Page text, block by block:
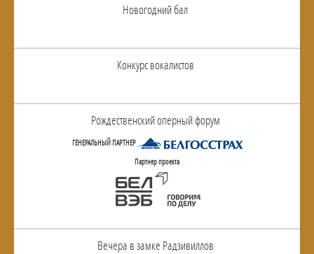
Новогодний бал
Конкурс вокалистов
Рождественский оперный форум
ГЕНЕРАЛЬНЫЙ ПАРТНЕР
Партнер проекта
Вечера в замке Радзивиллов